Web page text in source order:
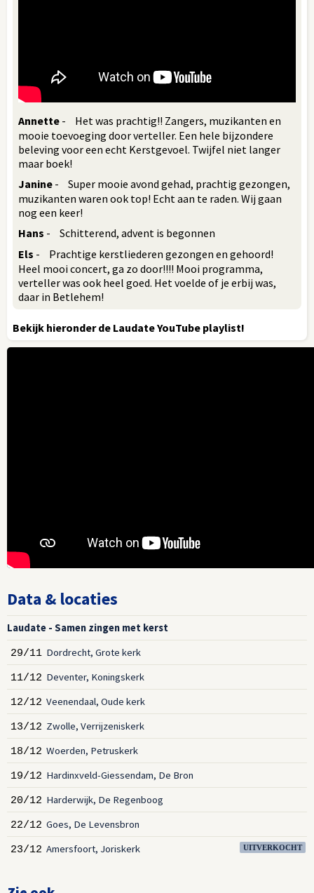
Annette - Het was prachtig!! Zangers, muzikanten en
mooie toevoeging door verteller. Een hele bijzondere
beleving voor een echt Kerstgevoel. Twijfel niet langer
maar boek!
Janine - Super mooie avond gehad, prachtig gezongen,
muzikanten waren ook top! Echt aan te raden. Wij gaan
nog een keer!
Hans - Schitterend, advent is begonnen
Els - Prachtige kerstliederen gezongen en gehoord!
Heel mooi concert, ga zo door!!!! Mooi programma,
verteller was ook heel goed. Het voelde of je erbij was,
daar in Betlehem!
Bekijk hieronder de Laudate YouTube playlist!
Data & locaties
Laudate - Samen zingen met kerst
29/11 Dordrecht, Grote kerk
11/12 Deventer, Koningskerk
12/12 Veenendaal, Oude kerk
13/12 Zwolle, Verrijzeniskerk
18/12 Woerden, Petruskerk
19/12 Hardinxveld-Giessendam, De Bron
20/12 Harderwijk, De Regenboog
22/12 Goes, De Levensbron
UITVERKOCHT
23/12 Amersfoort, Joriskerk